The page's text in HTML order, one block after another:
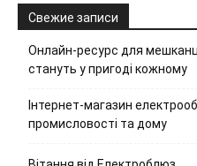
Свежие записи
Онлайн-ресурс для
стануть у пригоді кожному
Інтернет-магазин
промисловості та дому